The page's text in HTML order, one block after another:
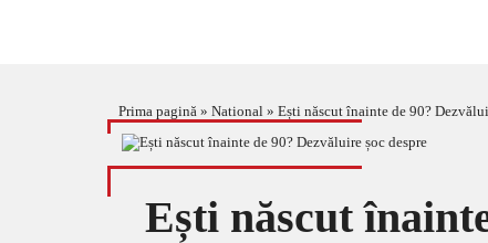
Prima pagină » National » Ești născut înainte de 90?
Ești născut